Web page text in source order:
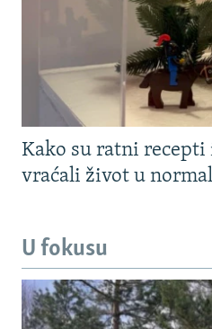
Kako su ratni
vraćali život u
U fokusu